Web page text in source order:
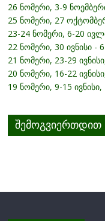
26 ნომერი, 3-9
25 ნომერი, 27
23-24 ნომერი, 6-20
22 ნომერი, 30 ივნისი -
21 ნომერი, 23-29
20 ნომერი, 16-22
19 ნომერი, 9-15 ივნისი,
შემოგვიერთდით